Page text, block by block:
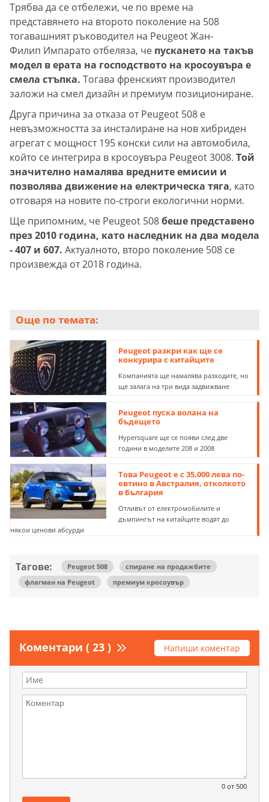
Трябва да се отбележи, че по време на
представянето на второто поколение на 508
тогавашният ръководител на Peugeot Жан-
Филип Импарато отбеляза, че пускането на такъв
модел в ерата на господството на кросоувъра е
смела стъпка. Тогава френският производител
заложи на смел дизайн и премиум позициониране.
Друга причина за отказа от Peugeot 508 е
невъзможността за инсталиране на нов хибриден
агрегат с мощност 195 конски сили на автомобила,
който се интегрира в кросоувъра Peugeot 3008. Той
значително намалява вредните емисии и
позволява движение на електрическа тяга, като
отговаря на новите по-строги екологични норми.
Ще припомним, че Peugeot 508беше представено
през 2010 година, като наследник на два модела
- 407 и 607. Актуалното, второ поколение 508 се
произвежда от 2018 година.
Още по темата:
Peugeot разкри как ще се
конкурира с китайците
Компанията ще намалява разходите, но
ще залага на три вида задвижване
Peugeot пуска волана на
бъдещето
Hypersquare ще се появи след две
години в моделите 208 и 2008
Това Peugeot e с 35,000 лева по-
евтино в Австралия, отколкото
в България
Отливът от електромобилите и
дъмпингът на китайците водят до
някои ценови абсурди
Тагове: Peugeot 508
спиране на продажбите
флагман на Peugeot
премиум кросоувър
Коментари ( 23 ) Напиши коментар
0 от 500